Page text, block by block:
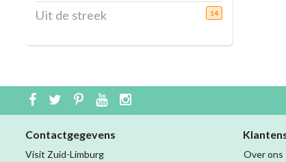
Uit de streek 14
Contactgegevens
Visit Zuid-Limburg
Over ons